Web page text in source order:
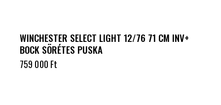
WINCHESTER SELECT LIGHT 12/76 71 CM INV+
BOCK SÖRÉTES PUSKA
759 000 Ft